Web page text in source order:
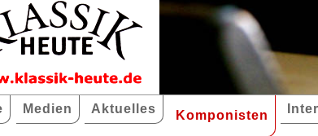
Medien Aktuelles Komponisten